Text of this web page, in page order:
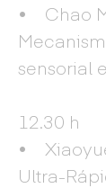
• Chao
sensorial
12.30 h
•
Ultra-